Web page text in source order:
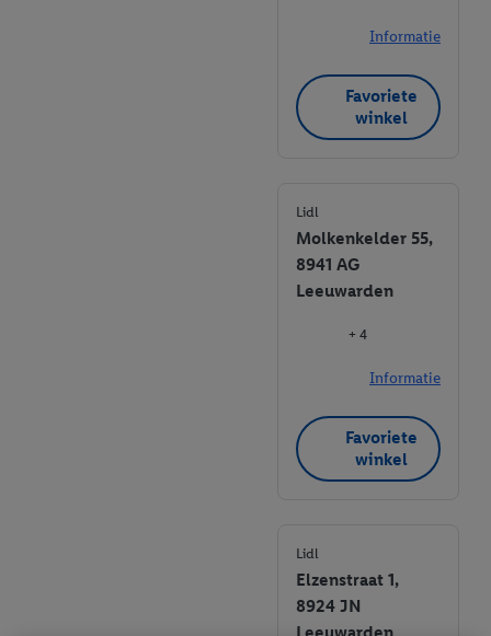
Informatie
Favoriete
winkel
Lidl
Molkenkelder 55,
8941 AG
Leeuwarden
+ 4
Informatie
Favoriete
winkel
Lidl
Elzenstraat 1,
8924 JN